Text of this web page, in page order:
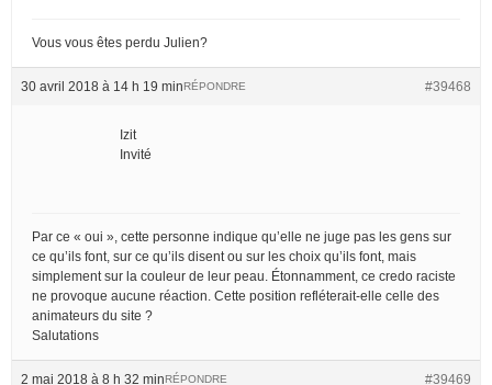
Vous vous êtes perdu Julien?
30 avril 2018 à 14 h 19 min #39468
RÉPONDRE
Izit
Invité
Par ce « oui », cette personne indique qu’elle ne juge pas les gens sur
ce qu’ils font, sur ce qu’ils disent ou sur les choix qu’ils font, mais
simplement sur la couleur de leur peau. Étonnamment, ce credo raciste
ne provoque aucune réaction. Cette position refléterait-elle celle des
animateurs du site ?
Salutations
2 mai 2018 à 8 h 32 min #39469
RÉPONDRE